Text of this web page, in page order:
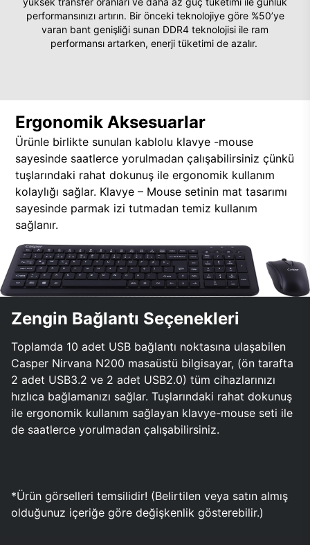
performansınızı artırın. Bir önceki teknolojiye göre %50’ye
varan bant genişliği sunan DDR4 teknolojisi ile ram
performansı artarken, enerji tüketimi de azalır.
Ergonomik Aksesuarlar
Ürünle birlikte sunulan kablolu klavye -mouse
sayesinde saatlerce yorulmadan çalışabilirsiniz çünkü
tuşlarındaki rahat dokunuş ile ergonomik kullanım
kolaylığı sağlar. Klavye – Mouse setinin mat tasarımı
sayesinde parmak izi tutmadan temiz kullanım
sağlanır.
Zengin Bağlantı Seçenekleri
Toplamda 10 adet USB bağlantı noktasına ulaşabilen
Casper Nirvana N200 masaüstü bilgisayar, (ön tarafta
2 adet USB3.2 ve 2 adet USB2.0) tüm cihazlarınızı
hızlıca bağlamanızı sağlar. Tuşlarındaki rahat dokunuş
ile ergonomik kullanım sağlayan klavye-mouse seti ile
de saatlerce yorulmadan çalışabilirsiniz.
*Ürün görselleri temsilidir! (Belirtilen veya satın almış
olduğunuz içeriğe göre değişkenlik gösterebilir.)